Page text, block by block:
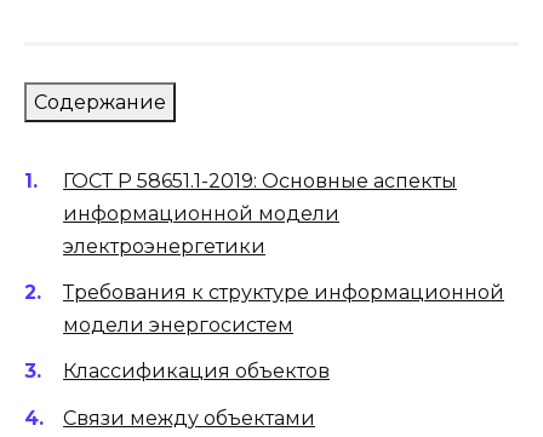
Содержание
ГОСТ Р 58651.1-2019: Основные аспекты
информационной модели
электроэнергетики
Требования к структуре информационной
модели энергосистем
Классификация объектов
Связи между объектами